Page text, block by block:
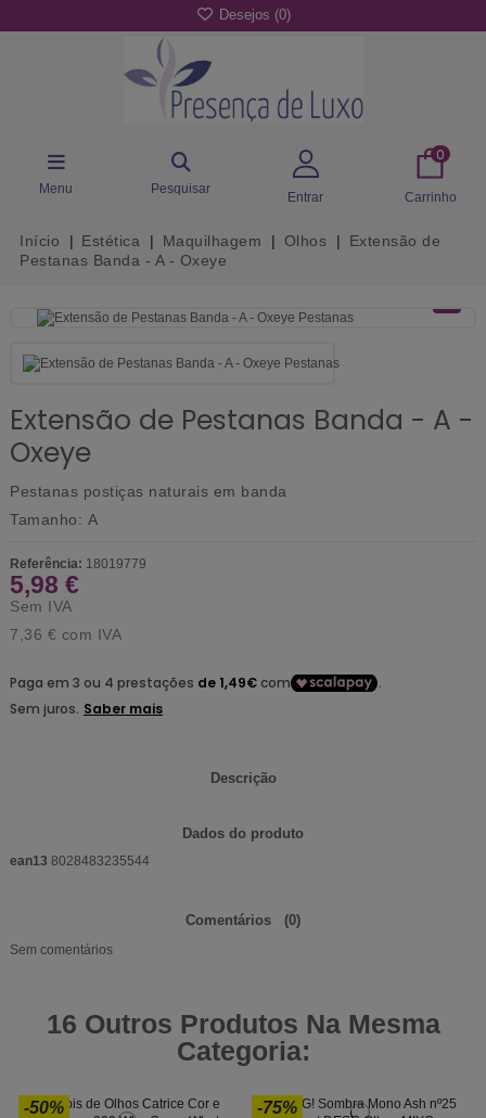
Desejos (0)
Menu Pesquisar
Entrar
0
Carrinho
Início Estética Maquilhagem Olhos
Extensão de
Pestanas Banda - A - Oxeye
Extensão de Pestanas Banda - A -
Oxeye
Pestanas postiças naturais em banda
Tamanho: A
Referência: 18019779
5,98 €
Sem IVA
7,36 € com IVA
Descrição
Dados do produto
ean13 8028483235544
Comentários (0)
Sem comentários
16 Outros Produtos Na Mesma
Categoria:
-50% -75%